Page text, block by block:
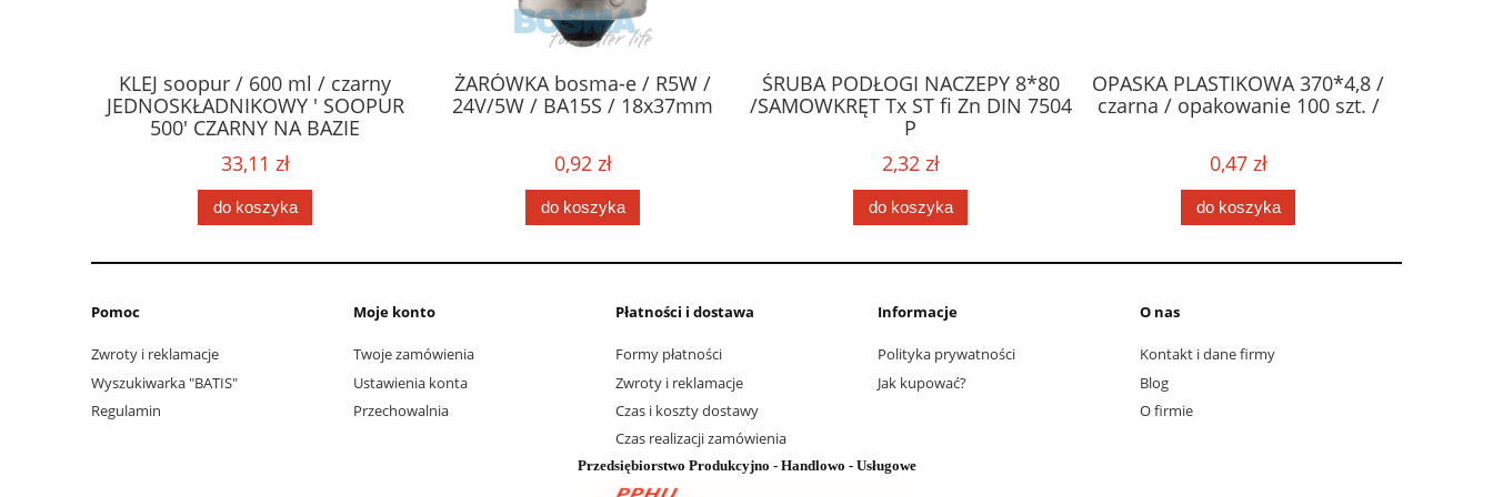
KLEJ soopur / 600 ml / czarny
JEDNOSKŁADNIKOWY ' SOOPUR
500' CZARNY NA BAZIE
POLIURETANU/ kolor - czarny /
karton 20 szt. / pistolet do kleju
307730 /
33,11 zł
do koszyka
ŻARÓWKA bosma-e / R5W /
24V/5W / BA15S / 18x37mm
0,92 zł
do koszyka
ŚRUBA PODŁOGI NACZEPY 8*80
/SAMOWKRĘT Tx ST fi Zn DIN 7504
P
2,32 zł
do koszyka
OPASKA PLASTIKOWA 370*4,8 /
czarna / opakowanie 100 szt. /
0,47 zł
do koszyka
Pomoc
Zwroty i reklamacje
Wyszukiwarka "BATIS"
Regulamin
Moje konto
Twoje zamówienia
Ustawienia konta
Przechowalnia
Płatności i dostawa
Formy płatności
Zwroty i reklamacje
Czas i koszty dostawy
Czas realizacji zamówienia
Informacje
Polityka prywatności
Jak kupować?
O nas
Kontakt i dane firmy
Blog
O firmie
Przedsiębiorstwo Produkcyjno - Handlowo - Usługowe